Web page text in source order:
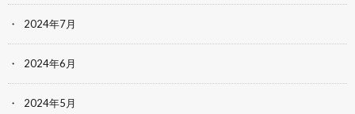
2024年7月
2024年6月
2024年5月